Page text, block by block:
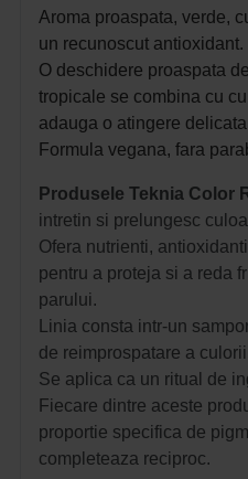
Aroma proaspata, verde,
un recunoscut antioxidant.
O deschidere proaspata
tropicale se combina cu
adauga o atingere
Formula vegana, fara
Produsele Teknia Color
intretin si prelungesc
Ofera nutrienti,
pentru a proteja si a reda
parului.
Linia consta intr-un
de reimprospatare a
Se aplica ca un ritual de
Fiecare dintre aceste
proportie specifica de
completeaza reciproc.